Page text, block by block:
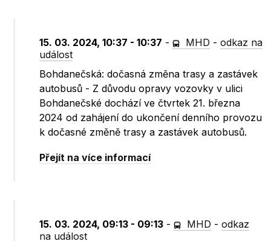
15. 03. 2024, 10:37 - 10:37 - MHD -odkaz na
událost
Bohdanečská: dočasná změna trasy a zastávek
autobusů - Z důvodu opravy vozovky v ulici
Bohdanečské dochází ve čtvrtek 21. března
2024 od zahájení do ukončení denního provozu
k dočasné změně trasy a zastávek autobusů.
Přejít na více informací
15. 03. 2024, 09:13 - 09:13 - MHD -odkaz
na událost